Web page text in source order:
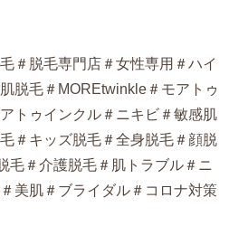
＃脱毛専門店＃女性専用＃ハイ
脱毛＃MOREtwinkle＃モアトゥ
トゥインクル＃ニキビ＃敏感肌
＃キッズ脱毛＃全身脱毛＃顔脱
毛＃介護脱毛＃肌トラブル＃ニ
美肌＃ブライダル＃コロナ対策